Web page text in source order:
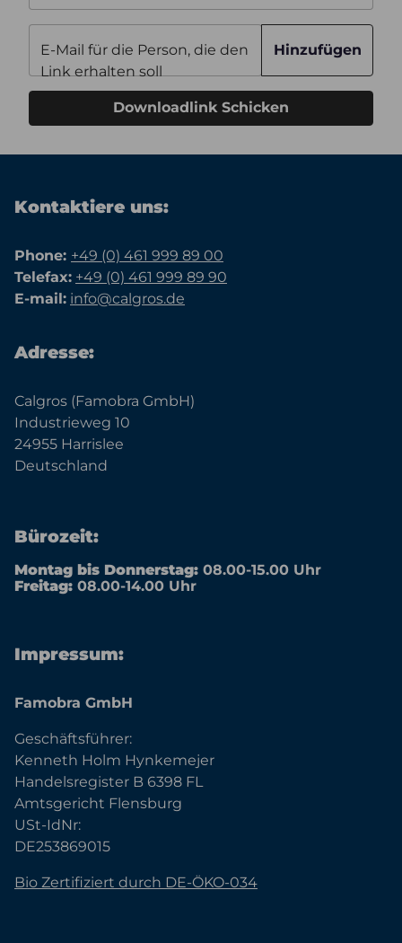
E-Mail für die Person, die den
Link erhalten soll
Hinzufügen
Downloadlink Schicken
Kontaktiere uns:
Phone: +49 (0) 461 999 89 00
Telefax: +49 (0) 461 999 89 90
E-mail: info@calgros.de
Adresse:
Calgros (Famobra GmbH)
Industrieweg 10
24955 Harrislee
Deutschland
Bürozeit:
Montag bis Donnerstag: 08.00-15.00 Uhr
Freitag: 08.00-14.00 Uhr
Impressum:
Famobra GmbH
Geschäftsführer:
Kenneth Holm Hynkemejer
Handelsregister B 6398 FL
Amtsgericht Flensburg
USt-IdNr:
DE253869015
Bio Zertifiziert durch DE-ÖKO-034